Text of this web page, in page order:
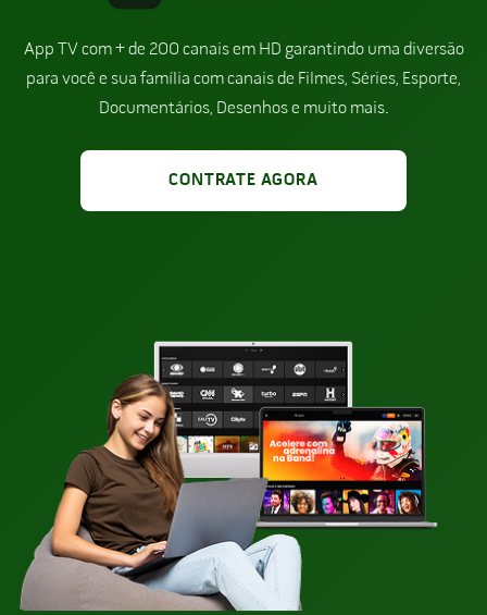
App TV com + de 200 canais em HD garantindo uma diversão
para você e sua família com canais de Filmes, Séries, Esporte,
Documentários, Desenhos e muito mais.
CONTRATE AGORA